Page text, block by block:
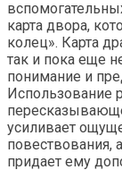
карта двора,
колец». Карта
так и пока еще
понимание и
Использование
усиливает
повествования,
придает ему